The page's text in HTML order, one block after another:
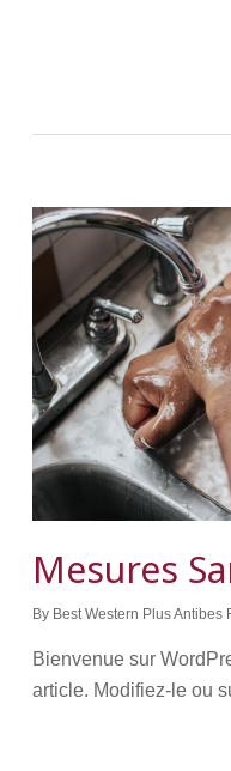
Mesures
By Best Western Plus Antibes
Bienvenue sur
article. Modifiez-le ou